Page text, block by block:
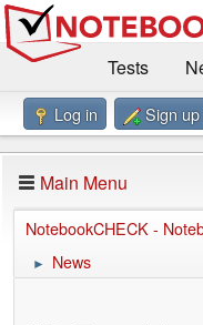
Tests
Benchmarks / Technik
Forum
Impressum
Log in Sign up
Main Menu
NotebookCHECK -
► News